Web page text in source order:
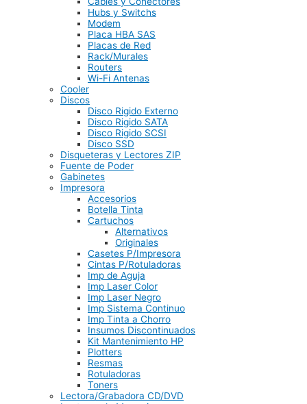
Hubs y Switchs
Modem
Placa HBA SAS
Placas de Red
Rack/Murales
Routers
Wi-Fi Antenas
Cooler
Discos
Disco Rigido Externo
Disco Rigido SATA
Disco Rigido SCSI
Disco SSD
Disqueteras y Lectores ZIP
Fuente de Poder
Gabinetes
Impresora
Accesorios
Botella Tinta
Cartuchos
Alternativos
Originales
Casetes P/Impresora
Cintas P/Rotuladoras
Imp de Aguja
Imp Laser Color
Imp Laser Negro
Imp Sistema Continuo
Imp Tinta a Chorro
Insumos Discontinuados
Kit Mantenimiento HP
Plotters
Resmas
Rotuladoras
Toners
Lectora/Grabadora CD/DVD